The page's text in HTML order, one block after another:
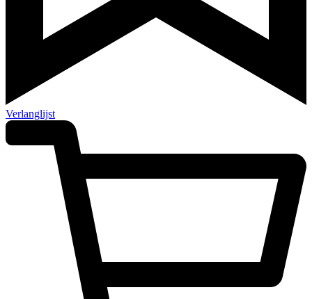
Verlanglijst